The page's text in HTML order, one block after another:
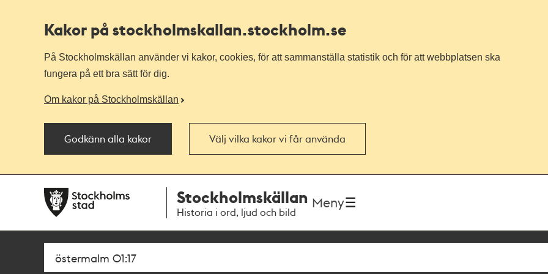
Kakor på stockholmskallan.stockholm.se
På Stockholmskällan använder vi kakor, cookies, för att sammanställa statistik och för att webbplatsen ska
fungera på ett bra sätt för dig.
Om kakor på Stockholmskällan
Godkänn alla kakor Välj vilka kakor vi får använda
navigationen
huvudinnehållet
Stockholmskällan
Historia i ord, ljud och bild
Meny
Sök